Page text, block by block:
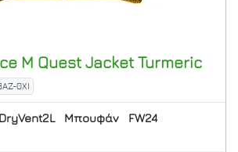
M Quest Jacket Turmeric
0XI
DryVent2L Μπουφάν
FW24